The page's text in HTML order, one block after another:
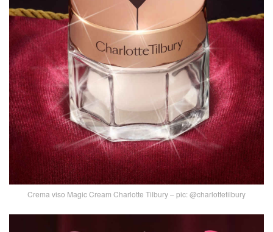
Crema viso Magic Cream Charlotte Tilbury – pic: @charlottetilbury